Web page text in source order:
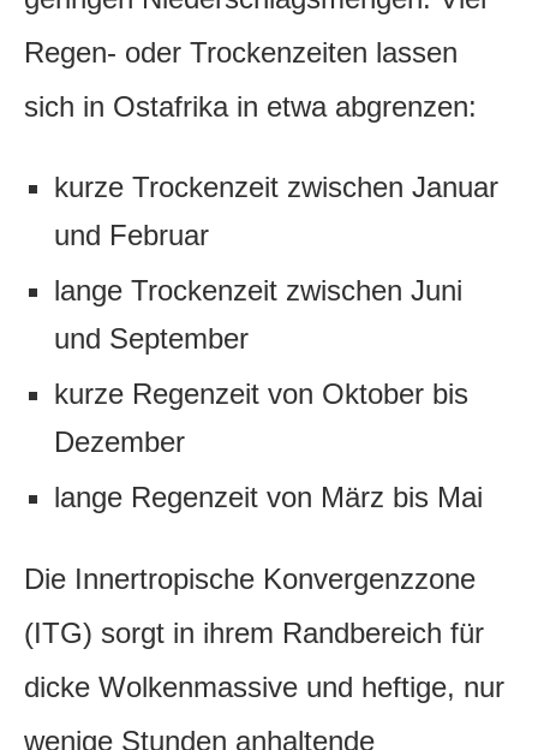
Regen- oder Trockenzeiten lassen
sich in Ostafrika in etwa abgrenzen:
kurze Trockenzeit zwischen Januar
und Februar
lange Trockenzeit zwischen Juni
und September
kurze Regenzeit von Oktober bis
Dezember
lange Regenzeit von März bis Mai
Die Innertropische Konvergenzzone
(ITG) sorgt in ihrem Randbereich für
dicke Wolkenmassive und heftige, nur
wenige Stunden anhaltende